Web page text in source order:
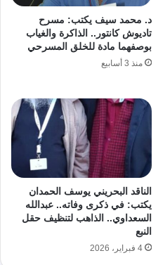
د. محمد سيف يكتب: مسرح
تاديوش كانتور.. الذاكرة والغياب
بوصفهما مادة للخلق المسرحي
منذ 3 أسابيع
الناقد البحريني يوسف الحمدان
يكتب: في ذكرى وفاته.. عبدالله
السعداوي.. الذاهب لتنظيف حقل
النبع
4 فبراير، 2026